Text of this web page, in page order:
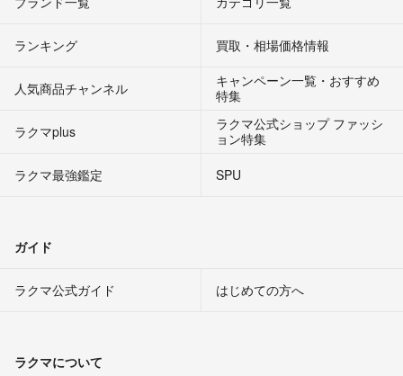
ランキング 買取・相場価格情報
人気商品チャンネル
キャンペーン一覧・おすすめ
特集
ラクマplus
ラクマ公式ショップ ファッシ
ョン特集
ラクマ最強鑑定
SPU
ガイド
ラクマ公式ガイド はじめての方へ
ラクマについて